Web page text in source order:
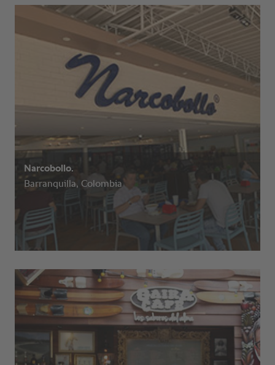
Narcobollo.
Barranquilla, Colombia